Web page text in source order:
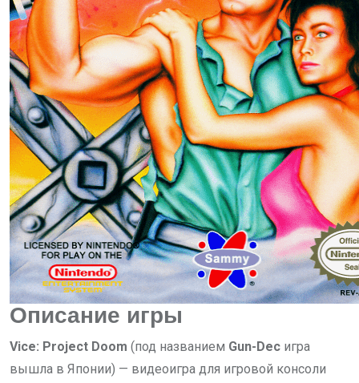
Описание игры
Vice: Project Doom (под названием Gun-Dec игра
вышла в Японии) — видеоигра для игровой консоли